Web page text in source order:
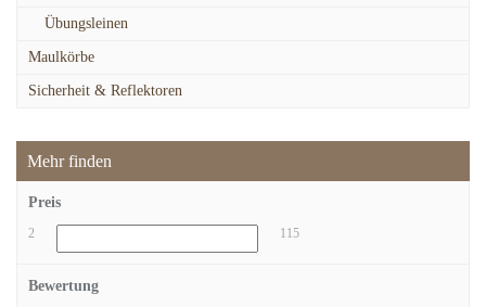
Übungsleinen
Maulkörbe
Sicherheit & Reflektoren
Mehr finden
Preis
2 115
Bewertung